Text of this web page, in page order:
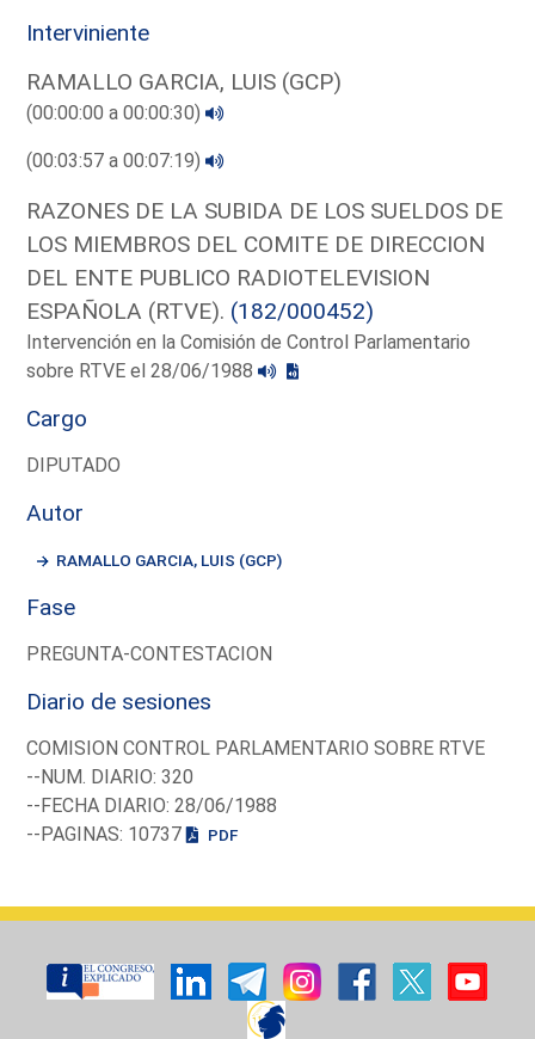
Interviniente
RAMALLO GARCIA, LUIS (GCP)
(00:00:00 a 00:00:30)
(00:03:57 a 00:07:19)
RAZONES DE LA SUBIDA DE LOS SUELDOS DE
LOS MIEMBROS DEL COMITE DE DIRECCION
DEL ENTE PUBLICO RADIOTELEVISION
ESPAÑOLA (RTVE). (182/000452)
Intervención en la Comisión de Control Parlamentario
sobre RTVE el 28/06/1988
Cargo
DIPUTADO
Autor
RAMALLO GARCIA, LUIS (GCP)
Fase
PREGUNTA-CONTESTACION
Diario de sesiones
COMISION CONTROL PARLAMENTARIO SOBRE RTVE
--NUM. DIARIO: 320
--FECHA DIARIO: 28/06/1988
--PAGINAS: 10737
PDF